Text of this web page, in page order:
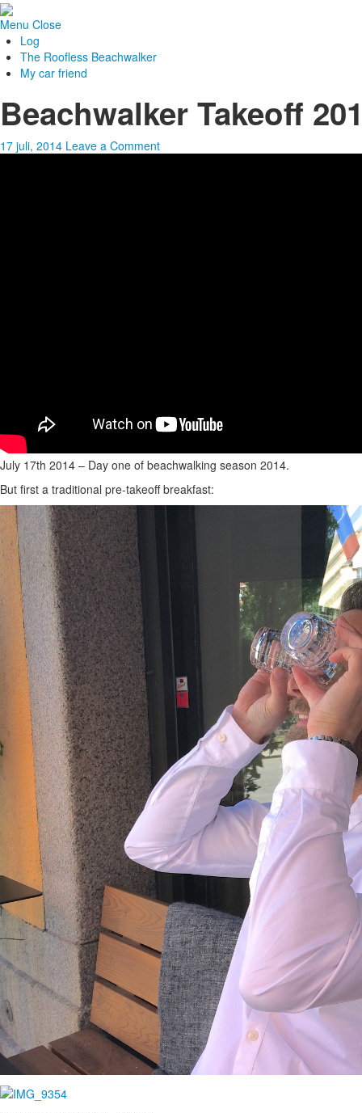
Menu Close
Log
The Roofless Beachwalker
My car friend
Beachwalker Takeoff
17 juli, 2014 Leave a Comment
July 17th 2014 – Day one of beachwalking season 2014.
But first a traditional pre-takeoff breakfast: